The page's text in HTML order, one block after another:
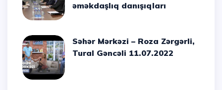
əməkdaşlıq danışıqları
Səhər Mərkəzi – Roza Zərgərli,
Tural Gəncəli 11.07.2022